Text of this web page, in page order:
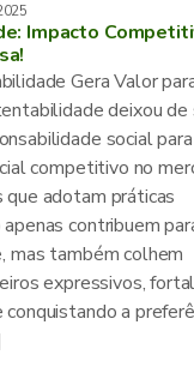
Impacto
Gera Valor
deixou de
social
competitivo no
adotam práticas
contribuem
mas também colhem
expressivos,
a